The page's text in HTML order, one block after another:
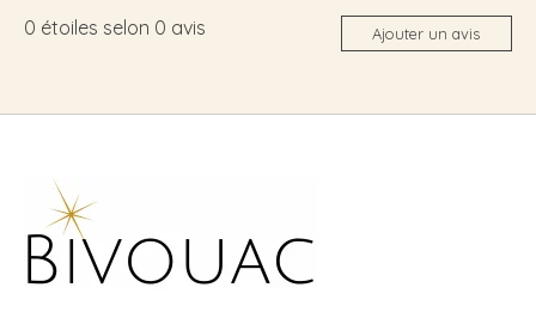
0 étoiles selon 0 avis Ajouter un avis